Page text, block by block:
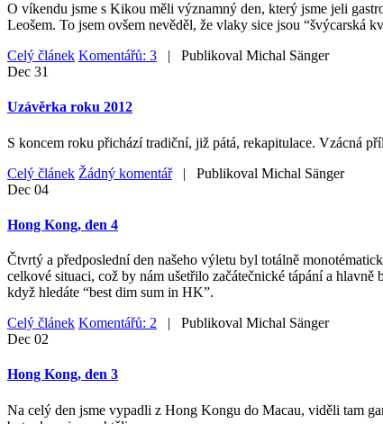
O víkendu jsme s Kikou měli významný den, který jsme jeli
Leošem. To jsem ovšem nevěděl, že vlaky sice jsou “švýcarská
Celý článek Komentářů: 3 | Publikoval Michal Sänger
Dec 31
Uzávěrka roku 2012
S koncem roku přichází tradiční, již pátá, rekapitulace. Vzácná
Celý článek Žádný komentář| Publikoval Michal Sänger
Dec 04
Hong Kong, den 4
Čtvrtý a předposlední den našeho výletu byl totálně
celkové situaci, což by nám ušetřilo začátečnické tápání a
když hledáte “best dim sum in HK”.
Celý článek Komentářů: 2 | Publikoval Michal Sänger
Dec 02
Hong Kong, den 3
Na celý den jsme vypadli z Hong Kongu do Macau, viděli tam